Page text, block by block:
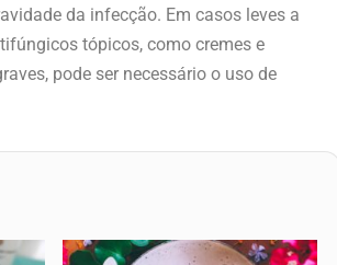
da infecção. Em casos leves a
tópicos, como cremes e
pode ser necessário o uso de